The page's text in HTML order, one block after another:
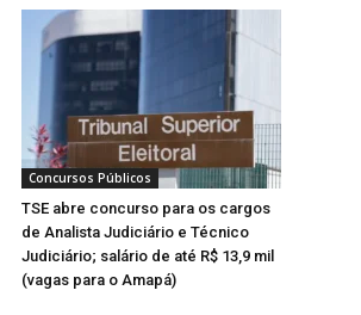
Concursos Públicos
TSE abre concurso para os cargos
de Analista Judiciário e Técnico
Judiciário; salário de até R$ 13,9 mil
(vagas para o Amapá)